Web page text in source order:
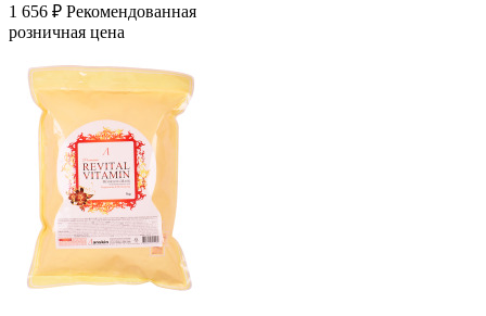
1 656 ₽ Рекомендованная
розничная цена